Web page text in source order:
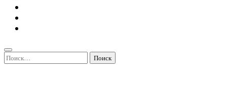
Найти: